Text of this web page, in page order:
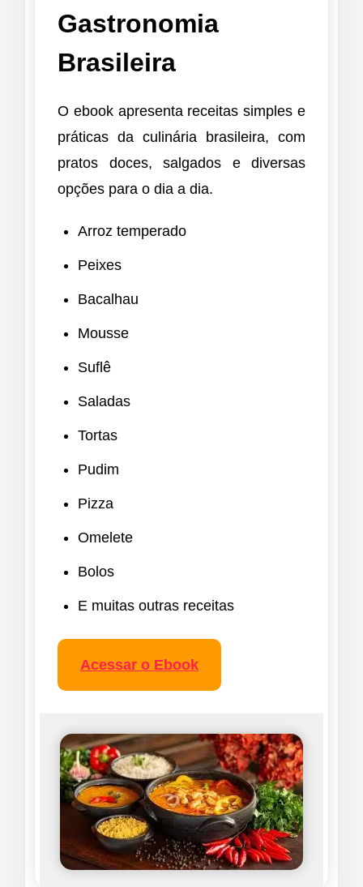
Gastronomia
Brasileira
O ebook apresenta receitas simples e
práticas da culinária brasileira, com
pratos doces, salgados e diversas
opções para o dia a dia.
Arroz temperado
Peixes
Bacalhau
Mousse
Suflê
Saladas
Tortas
Pudim
Pizza
Omelete
Bolos
E muitas outras receitas
Acessar o Ebook